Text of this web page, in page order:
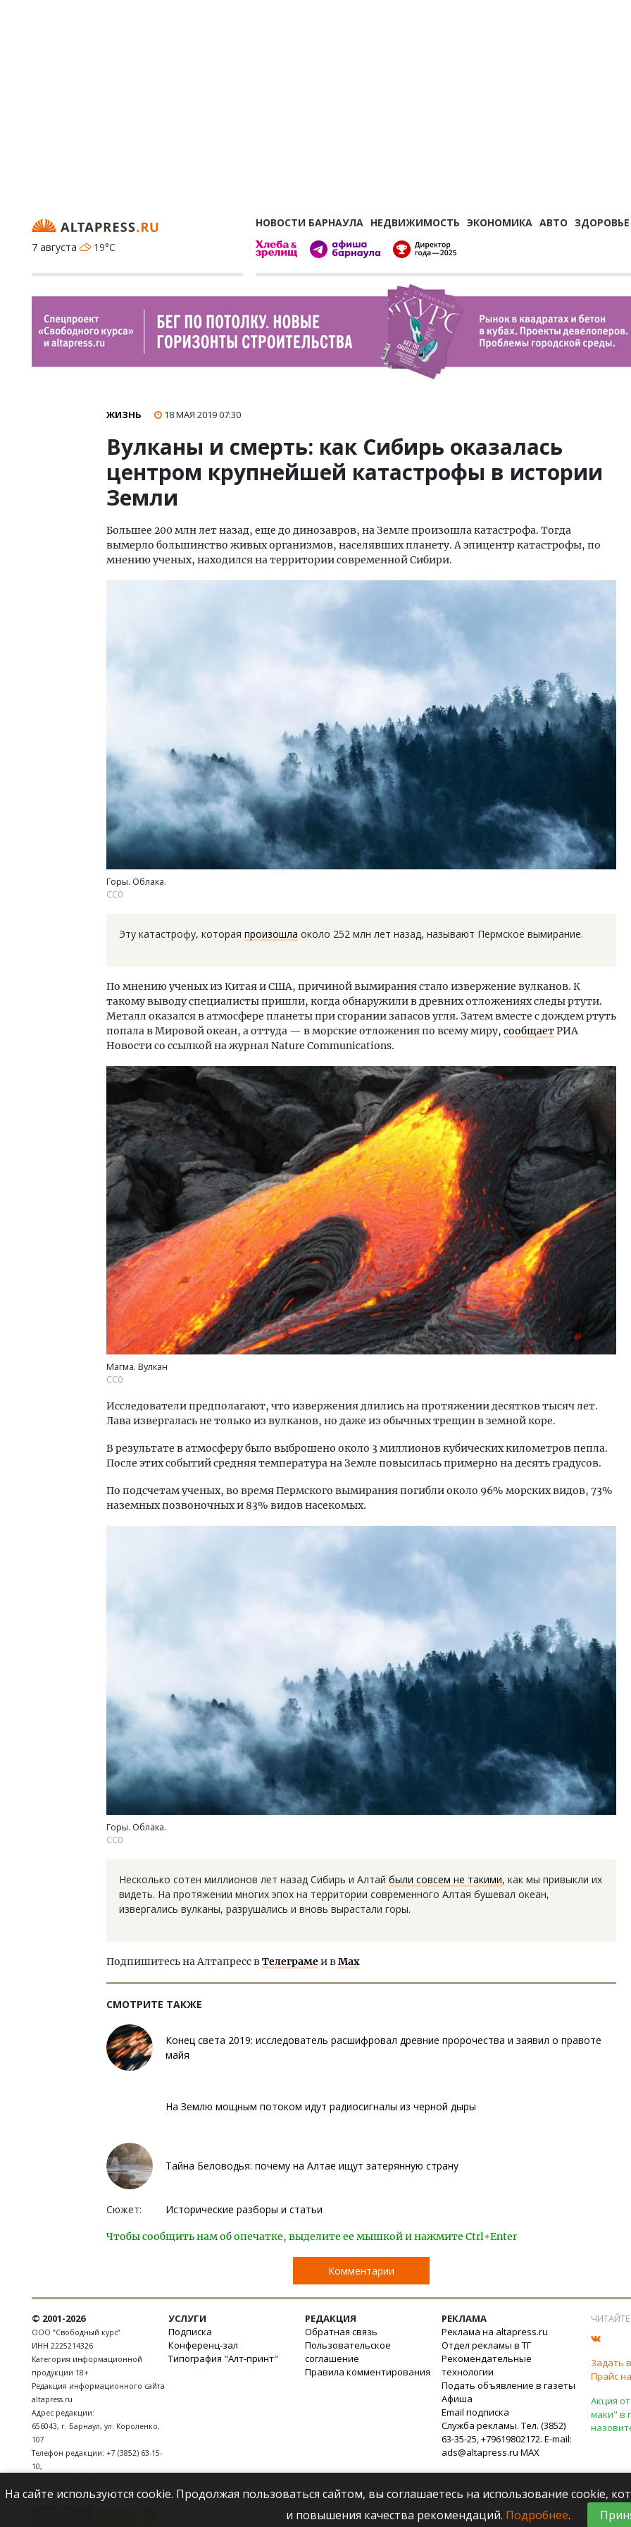
НОВОСТИ БАРНАУЛА НЕДВИЖИМОСТЬ ЭКОНОМИКА АВТО ЗДОРОВЬЕ
7 августа
19°C
ЖИЗНЬ 18 МАЯ 201907:30
Вулканы и смерть: как Сибирь оказалась
центром крупнейшей катастрофы в истории
Земли
Большее 200 млн лет назад, еще до динозавров, на Земле произошла катастрофа. Тогда
вымерло большинство живых организмов, населявших планету. А эпицентр катастрофы, по
мнению ученых, находился на территории современной Сибири.
Горы. Облака.
СС0
Эту катастрофу, которая произошла около 252 млн лет назад, называют Пермское вымирание.
По мнению ученых из Китая и США, причиной вымирания стало извержение вулканов. К
такому выводу специалисты пришли, когда обнаружили в древних отложениях следы ртути.
Металл оказался в атмосфере планеты при сгорании запасов угля. Затем вместе с дождем ртуть
попала в Мировой океан, а оттуда — в морские отложения по всему миру, сообщаетРИА
Новости со ссылкой на журнал Nature Communications.
Магма. Вулкан
СС0
Исследователи предполагают, что извержения длились на протяжении десятков тысяч лет.
Лава извергалась не только из вулканов, но даже из обычных трещин в земной коре.
В результате в атмосферу было выброшено около 3 миллионов кубических километров пепла.
После этих событий средняя температура на Земле повысилась примерно на десять градусов.
По подсчетам ученых, во время Пермского вымирания погибли около 96% морских видов, 73%
наземных позвоночных и 83% видов насекомых.
Горы. Облака.
СС0
Несколько сотен миллионов лет назад Сибирь и Алтай были совсем не такими, как мы привыкли их
видеть. На протяжении многих эпох на территории современного Алтая бушевал океан,
извергались вулканы, разрушались и вновь вырастали горы.
Подпишитесь на Алтапресс вТелеграмеи вMax
СМОТРИТЕ ТАКЖЕ
Конец света 2019: исследователь расшифровал древние пророчества и заявил о правоте
майя
На Землю мощным потоком идут радиосигналы из черной дыры
Тайна Беловодья: почему на Алтае ищут затерянную страну
Сюжет: Исторические разборы и статьи
Чтобы сообщить нам об опечатке, выделите ее мышкой и нажмите Ctrl+Enter
Комментарии
Смелость архитектурных идей.
Генеральный директор компании
ЗИАС — об эстетике городов,
трендах в фасадах и развитии рынка
СТРОИТЕЛЬСТВО
Ищем новые берега.
штормит
СТРОИТЕЛЬСТВО
© 2001-2026
ООО “Свободный курс”
ИНН 2225214326
Категория информационной
продукции 18+
Редакция информационного сайта
altapress.ru
Адрес редакции:
656043, г. Барнаул, ул. Короленко,
107
Телефон редакции: +7 (3852) 63-15-
10,
УСЛУГИ
Подписка
Конференц-зал
Типография "Алт-принт"
РЕДАКЦИЯ
Обратная связь
Пользовательское
соглашение
Правила комментирования
РЕКЛАМА
Реклама на altapress.ru
Отдел рекламы в ТГ
Рекомендательные
технологии
Подать объявление в газеты
Афиша
Email подписка
Служба рекламы. Тел. (3852)
63-35-25, +79619802172. E-mail:
ads@altapress.ru MAX
Задать
Прайс
Акция
маки" в
На сайте используются cookie. Продолжая пользоваться сайтом, вы соглашаетесь на использование cookie,
и повышения качества рекомендаций. Подробнее.